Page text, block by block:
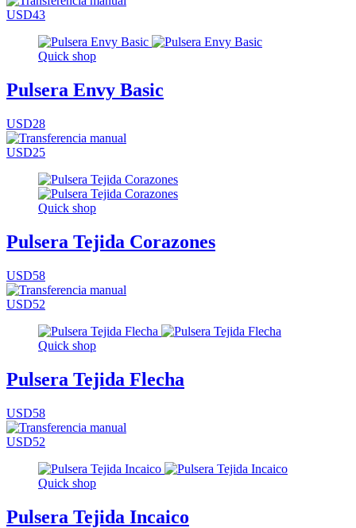
USD43
Quick shop
Pulsera Envy Basic
USD28
USD25
Quick shop
Pulsera Tejida Corazones
USD58
USD52
Quick shop
Pulsera Tejida Flecha
USD58
USD52
Quick shop
Pulsera Tejida Incaico